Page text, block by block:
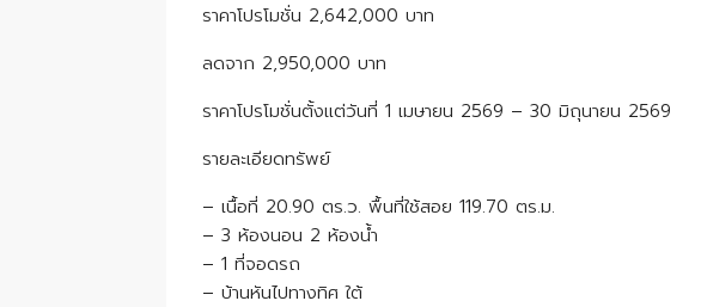
ราคาโปรโมชั่น 2,642,000 บาท
ลดจาก 2,950,000 บาท
ราคาโปรโมชั่นตั้งแต่วันที่ 1 เมษายน 2569 – 30 มิถุนายน 2569
รายละเอียดทรัพย์
– เนื้อที่ 20.90 ตร.ว. พื้นที่ใช้สอย 119.70 ตร.ม.
– 3 ห้องนอน 2 ห้องน้ำ
– 1 ที่จอดรถ
– บ้านหันไปทางทิศ ใต้